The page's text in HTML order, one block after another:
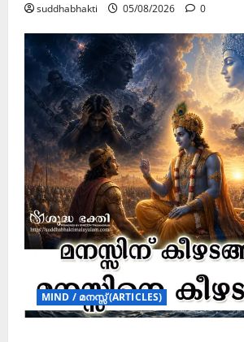
suddhabhakti 05/08/2026 0
MIND / മനസ്സ് (ARTICLES)